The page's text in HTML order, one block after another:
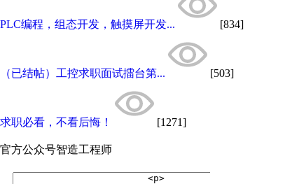
PLC编程，组态开发，触摸屏开发... [834]
（已结帖）工控求职面试擂台第... [503]
求职必看，不看后悔！ [1271]
官方公众号智造工程师